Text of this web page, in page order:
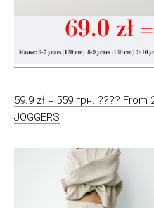
59.9 zł = 559 грн. ???? From
JOGGERS